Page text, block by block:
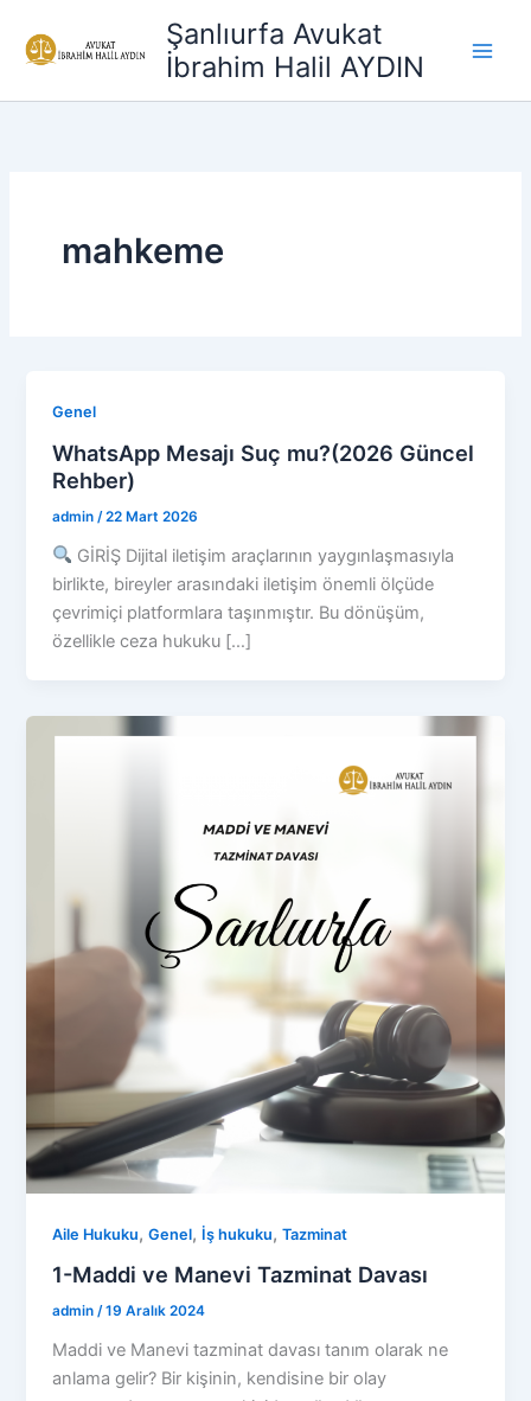
atla
Şanlıurfa Avukat
İbrahim Halil AYDIN
mahkeme
Genel
WhatsApp Mesajı Suç mu?(2026 Güncel
Rehber)
admin /22 Mart 2026
GİRİŞ Dijital iletişim araçlarının yaygınlaşmasıyla
birlikte, bireyler arasındaki iletişim önemli ölçüde
çevrimiçi platformlara taşınmıştır. Bu dönüşüm,
özellikle ceza hukuku […]
Aile Hukuku,Genel, İş hukuku,Tazminat
1-Maddi ve Manevi Tazminat Davası
admin/19 Aralık 2024
Maddi ve Manevi tazminat davası tanım olarak ne
anlama gelir? Bir kişinin, kendisine bir olay